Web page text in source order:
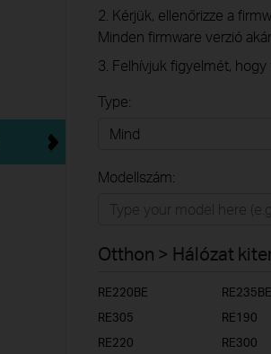
2. Kérjük, ellenőrizze a
Minden firmware verzió
3. Felhívjuk figyelmét,
Type:
Irodai/üzleti
Szolgáltatóknak
Modellszám:
Otthon > Hálózat
RE220BE RE235BE
RE305
RE190
RE220
RE300